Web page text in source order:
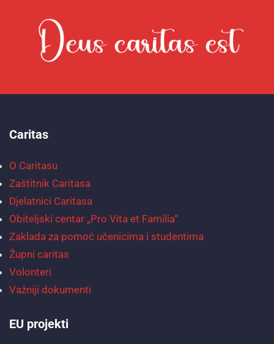
Caritas
O Caritasu
Zaštitnik Caritasa
Djelatnici Caritasa
Obiteljski centar „Pro Vita et Familia“
Zaklada za pomoć učenicima i studentima
Župni caritas
Volonteri
Važniji dokumenti
EU projekti